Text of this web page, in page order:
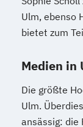
Ulm, ebenso
bietet zum
Medien in
Die größte
Ulm.
ansässig: die